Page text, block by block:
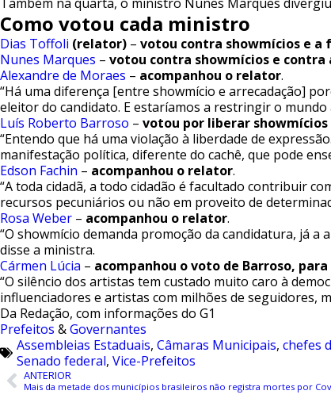
Como votou cada ministro
Dias Toffoli (relator) – votou contra showmícios e a
Nunes Marques – votou contra showmícios e
Alexandre de Moraes – acompanhou o relator.
“Há uma diferença [entre showmício e arrecadação]
eleitor do candidato. E estaríamos a restringir o mundo
Luís Roberto Barroso – votou por liberar
“Entendo que há uma violação à liberdade de
manifestação política, diferente do cachê, que pode
Edson Fachin – acompanhou o relator.
“A toda cidadã, a todo cidadão é facultado contribuir
recursos pecuniários ou não em proveito de
Rosa Weber – acompanhou o relator.
“O showmício demanda promoção da candidatura, já
disse a ministra.
Cármen Lúcia – acompanhou o voto de Barroso,
“O silêncio dos artistas tem custado muito caro à
influenciadores e artistas com milhões de seguidores,
Da Redação, com informações do G1
Prefeitos &Governantes
Assembleias Estaduais, Câmaras Municipais, chefes
Senado federal, Vice-Prefeitos
ANTERIOR